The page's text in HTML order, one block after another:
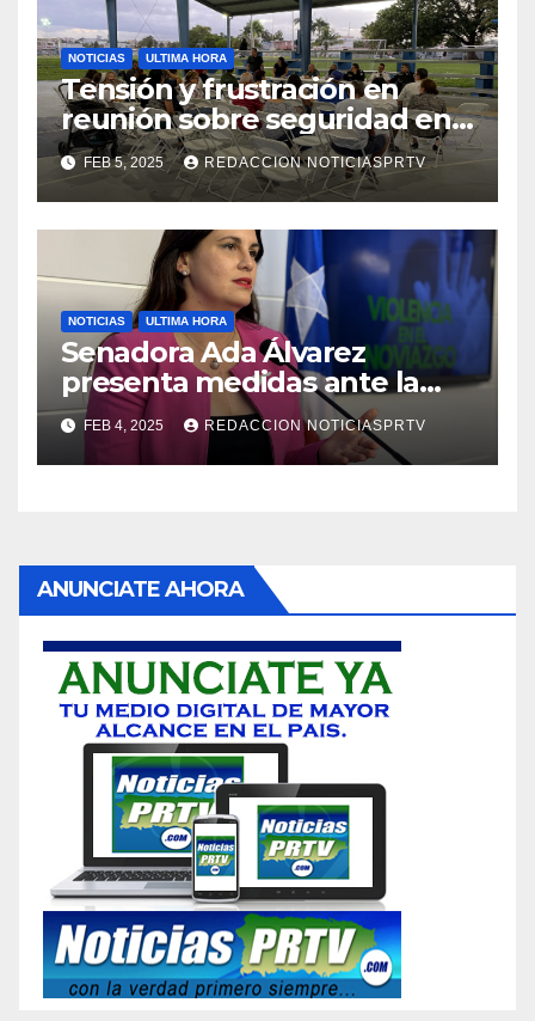
NOTICIAS ULTIMA HORA
Tensión y frustración en
reunión sobre seguridad en
Reparto Metropolitano
FEB 5, 2025 REDACCION NOTICIASPRTV
NOTICIAS ULTIMA HORA
Senadora Ada Álvarez
presenta medidas ante la
violencia en el noviazgo
FEB 4, 2025 REDACCION NOTICIASPRTV
ANUNCIATE AHORA